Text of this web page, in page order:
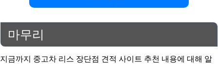
마무리
지금까지 중고차 리스 장단점 견적 사이트 추천 내용에 대해 알